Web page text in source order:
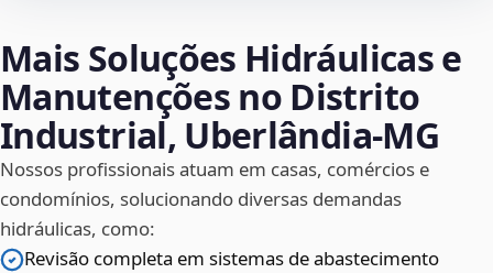
Mais Soluções Hidráulicas e
Manutenções no Distrito
Industrial, Uberlândia‑MG
Nossos profissionais atuam em casas, comércios e
condomínios, solucionando diversas demandas
hidráulicas, como:
Revisão completa em sistemas de abastecimento